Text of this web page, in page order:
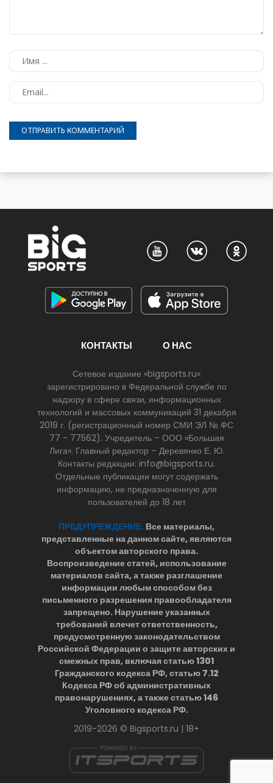
КОНТАКТЫ О НАС
Сетевое издание «bigsports.ru»
зарегистрировано в Федеральной службе по
надзору в сфере связи, информационных
технологий и массовых коммуникаций 31 декабря
2019 г. (регистрационный номер СМИ ЭЛ № ФС
77 - 77562). Учредитель – ООО «Большая
Лига». Главный редактор – Деревянко Е. Ю.
Контакты редакции: info@bigsports.ru.
Отдельные публикации могут содержать
информацию, не предназначенную для
пользователей до 18 лет
ПРЕДУПРЕЖДЕНИЕ. Все материалы,
представленные на данном сайте, являются
объектом авторского права.
Воспроизведение статей, использование
материалов сайта, а также разглашение
информации любым способом без
письменного разрешения правообладателя
запрещено. Нарушение указанных
требований влечет ответственность,
предусмотренную законодательством
Российской Федерации о защите авторских и
смежных прав, включая статью 1301
Гражданского кодекса РФ, статью 7.12
Кодекса РФ об административных
правонарушениях, а также статью 146
Уголовного кодекса РФ.
2019-2026 © Bigsports.ru | 18+